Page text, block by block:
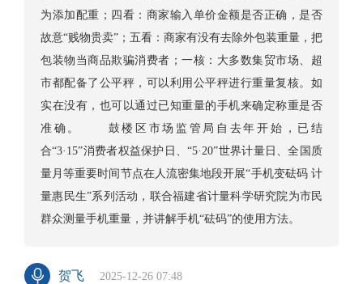
为添加配重；四看：商家输入单价金额是否正确，是否
故意“贱物贵卖”；五看：商家有没有去除外包装重量，把
包装物当商品欺骗消费者；一核：大多数集贸市场、超
市都配备了公平秤，可以利用公平秤进行重量复核。如
实在没有，也可以通过已知重量的手机来确定称重是否
准确。 鼓楼区市场监管局自去年开始，已结
合“3·15”消费者权益保护日、“5·20”世界计量日、全国质
量月等重要时间节点在人流密集地段开展“手机变砝码 计
量惠民生”系列活动，联合福建省计量科学研究院为市民
群众测量手机重量，并讲解手机“砝码”的使用方法。
贺飞 2025-12-26 07:48